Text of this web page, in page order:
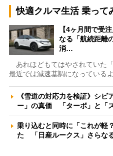
快適クルマ生活 乗って
【4ヶ月間で受
なる「航続距離
消…
あれほどもてはやされていた
最近では減速基調になっている
《雪道の対応力を検証》シビ
ー」の真価 「ターボ」と「
乗り込むと同時に「これが軽
た 「日産ルークス」さらな